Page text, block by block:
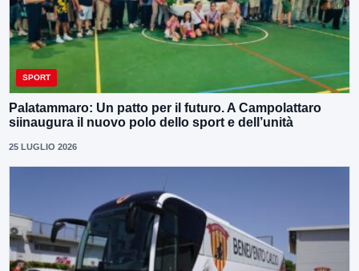
SPORT
Palatammaro: Un patto per il futuro. A Campolattaro
siinaugura il nuovo polo dello sport e dell’unità
25 LUGLIO 2026